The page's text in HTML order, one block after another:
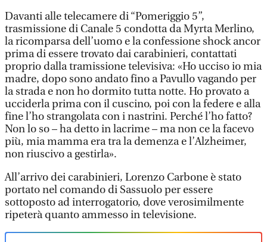
Davanti alle telecamere di “Pomeriggio 5”,
trasmissione di Canale 5 condotta da Myrta Merlino,
la ricomparsa dell’uomo e la confessione shock ancor
prima di essere trovato dai carabinieri, contattati
proprio dalla tramissione televisiva: «Ho ucciso io mia
madre, dopo sono andato fino a Pavullo vagando per
la strada e non ho dormito tutta notte. Ho provato a
ucciderla prima con il cuscino, poi con la federe e alla
fine l’ho strangolata con i nastrini. Perché l’ho fatto?
Non lo so – ha detto in lacrime – ma non ce la facevo
più, mia mamma era tra la demenza e l’Alzheimer,
non riuscivo a gestirla».
All’arrivo dei carabinieri, Lorenzo Carbone è stato
portato nel comando di Sassuolo per essere
sottoposto ad interrogatorio, dove verosimilmente
ripeterà quanto ammesso in televisione.